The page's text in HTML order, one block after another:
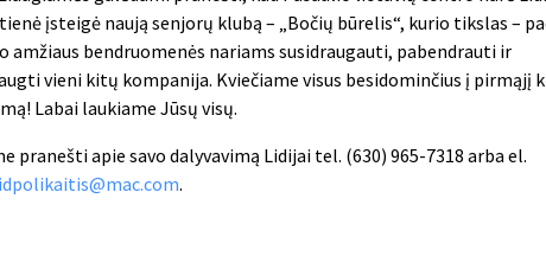
įsteigė naują senjorų klubą – „ Bočių būrelis“, kurio tikslas –
amžiaus bendruomenės nariams susidraugauti, pabendrauti ir
vieni kitų kompanija. Kviečiame visus besidominčius į pirmąjį
Labai laukiame Jūsų visų.
pranešti apie savo dalyvavimą Lidijai tel. (630) 965-7318 arba el.
.